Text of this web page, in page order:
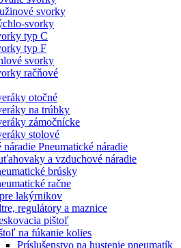
svorky
svorky
typ C
typ F
svorky
račňové
otočné
na trúbky
zámočnícke
stolové
Pneumatické náradie
a vzduchové náradie
brúsky
račne
lakýrnikov
regulátory a maznice
pištoľ
na fúkanie kolies
Príslušenstvo na hustenie pneumatík